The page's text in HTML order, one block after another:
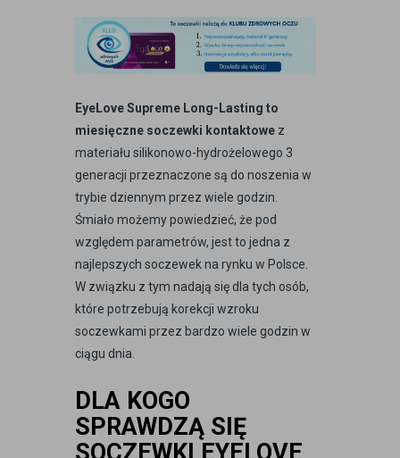
EyeLove Supreme Long-Lasting to
miesięczne soczewki kontaktowe z
materiału silikonowo-hydrożelowego 3
generacji przeznaczone są do noszenia w
trybie dziennym przez wiele godzin.
Śmiało możemy powiedzieć, że pod
względem parametrów, jest to jedna z
najlepszych soczewek na rynku w Polsce.
W związku z tym nadają się dla tych osób,
które potrzebują korekcji wzroku
soczewkami przez bardzo wiele godzin w
ciągu dnia.
DLA KOGO
SPRAWDZĄ SIĘ
SOCZEWKI EYELOVE